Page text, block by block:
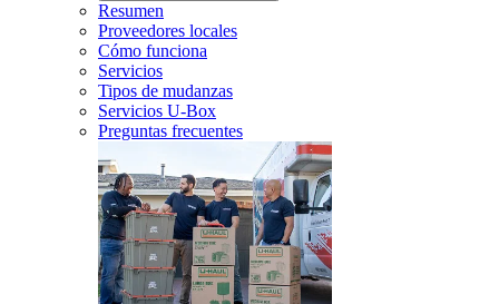
Resumen
Proveedores locales
Cómo funciona
Servicios
Tipos de mudanzas
Servicios U-Box
Preguntas frecuentes